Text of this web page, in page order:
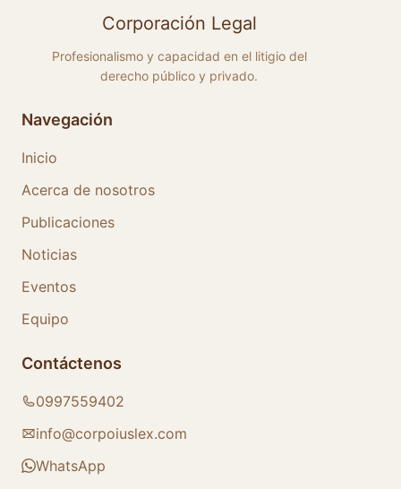
Corporación Legal
Profesionalismo y capacidad en el litigio del
derecho público y privado.
Navegación
Inicio
Acerca de nosotros
Publicaciones
Noticias
Eventos
Equipo
Contáctenos
0997559402
info@corpoiuslex.com
WhatsApp